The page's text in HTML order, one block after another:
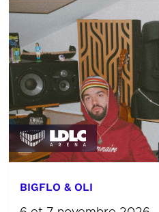
BIGFLO & OLI